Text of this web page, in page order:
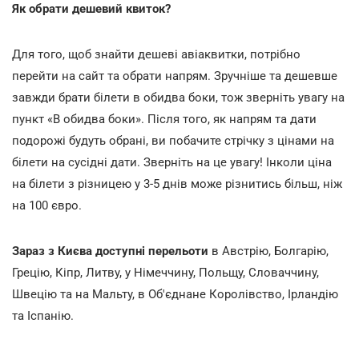
Як обрати дешевий квиток?
Для того, щоб знайти дешеві авіаквитки, потрібно
перейти на сайт та обрати напрям. Зручніше та дешевше
завжди брати білети в обидва боки, тож зверніть увагу на
пункт «В обидва боки». Після того, як напрям та дати
подорожі будуть обрані, ви побачите стрічку з цінами на
білети на сусідні дати. Зверніть на це увагу! Інколи ціна
на білети з різницею у 3-5 днів може різнитись більш, ніж
на 100 євро.
Зараз з Києва доступні перельоти в Австрію, Болгарію,
Грецію, Кіпр, Литву, у Німеччину, Польщу, Словаччину,
Швецію та на Мальту, в Об'єднане Королівство, Ірландію
та Іспанію.